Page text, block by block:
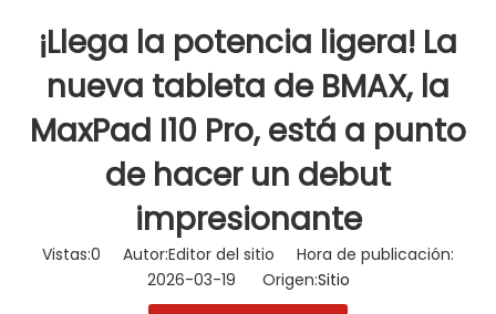
¡Llega la potencia ligera! La
nueva tableta de BMAX, la
MaxPad I10 Pro, está a punto
de hacer un debut
impresionante
Vistas:0 Autor:Editor del sitio Hora de publicación:
2026-03-19 Origen:Sitio